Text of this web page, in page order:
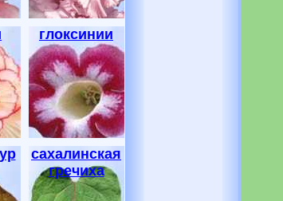
глоксинии
сахалинская
гречиха